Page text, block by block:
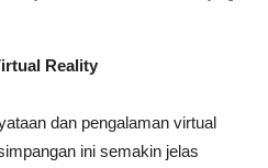
Reality
dan pengalaman virtual
ini semakin jelas